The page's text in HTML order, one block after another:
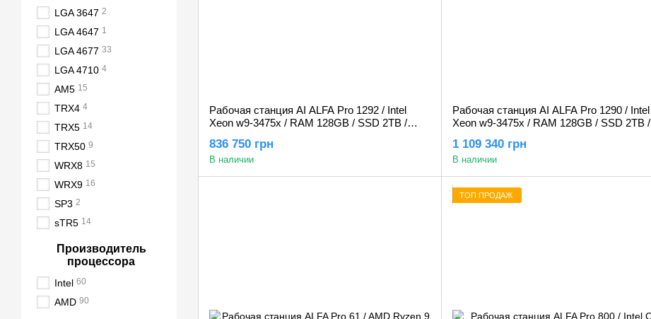
Рабочая станция AI ALFA Pro 1292 / Intel
Xeon w9-3475x / RAM 128GB / SSD 2TB /
836 750 грн
В наличии
Рабочая станция AI ALFA Pro 1290 / Intel
Xeon w9-3475x / RAM 128GB / SSD 2TB /
1 109 340 грн
В наличии
ТОП ПРОДАЖ
LGA 3647 2
LGA 4647 1
LGA 4677 33
LGA 4710 4
AM5 15
TRX4 4
TRX5 14
TRX50 9
WRX8 15
WRX9 16
SP3 2
sTR5 14
Производитель
процессора
Intel 60
AMD 90